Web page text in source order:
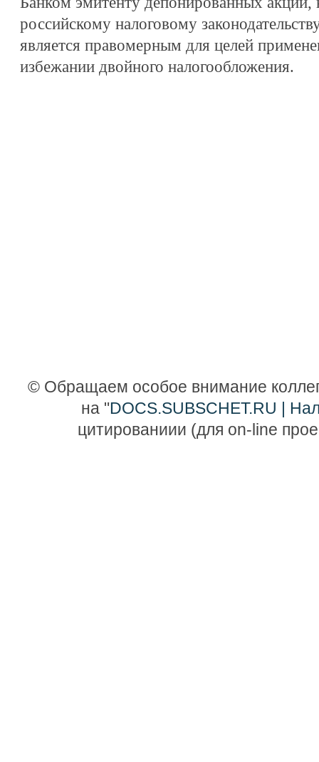
российскому налоговому
является правомерным для целей
избежании двойного налогообложения.
© Обращаем особое внимание
на "DOCS.SUBSCHET.RU |
цитированиии (для on-line